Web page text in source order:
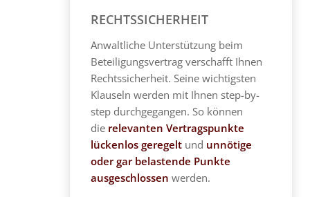
RECHTSSICHERHEIT
Anwaltliche Unterstützung beim
Beteiligungsvertrag verschafft Ihnen
Rechtssicherheit. Seine wichtigsten
Klauseln werden mit Ihnen step-by-
step durchgegangen. So können
die relevanten Vertragspunkte
lückenlos geregelt und unnötige
oder gar belastende Punkte
ausgeschlossen werden.